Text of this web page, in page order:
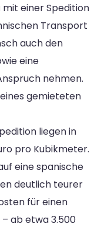
einer Spedition
Transport
auch den
eine
nehmen.
gemieteten
liegen in
pro Kubikmeter.
eine spanische
deutlich teurer
für einen
ab etwa 3.500